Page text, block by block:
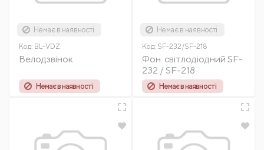
Немає в наявності
Код: BL-VDZ
Велодзвінок
Немає в наявності
Немає в наявності
Код: SF-232/SF-218
Фон. світлодіодний SF-
232 / SF-218
Немає в наявності